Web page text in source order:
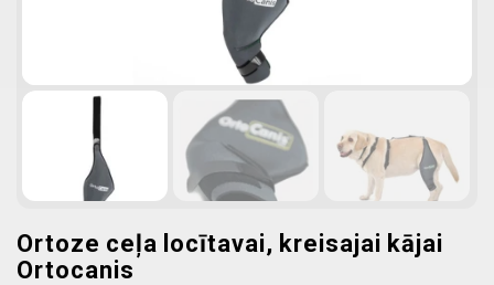
Ortoze ceļa locītavai, kreisajai kājai
Ortocanis